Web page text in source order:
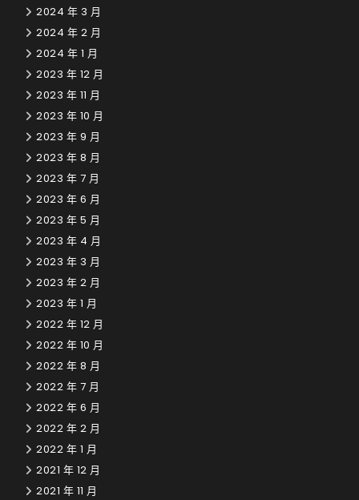
2024 年 3 月
2024 年 2 月
2024 年 1 月
2023 年 12 月
2023 年 11 月
2023 年 10 月
2023 年 9 月
2023 年 8 月
2023 年 7 月
2023 年 6 月
2023 年 5 月
2023 年 4 月
2023 年 3 月
2023 年 2 月
2023 年 1 月
2022 年 12 月
2022 年 10 月
2022 年 8 月
2022 年 7 月
2022 年 6 月
2022 年 2 月
2022 年 1 月
2021 年 12 月
2021 年 11 月